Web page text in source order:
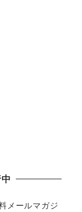
メールマガジ